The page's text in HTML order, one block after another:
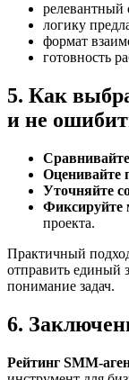
логику
формат
готовность
5. Как
и не
Оценивайте
Уточняйте
Фиксируйте
проекта.
Практичный
отправить единый
понимание задач.
6.
Рейтинг